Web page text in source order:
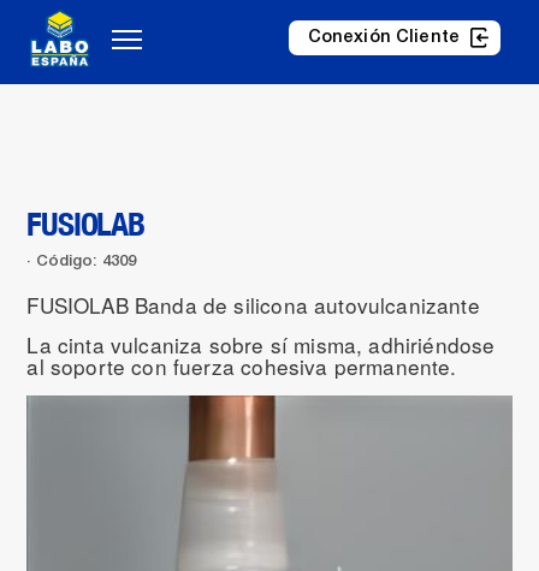
Conexión Cliente
FUSIOLAB
Código: 4309
FUSIOLAB Banda de silicona autovulcanizante
La cinta vulcaniza sobre sí misma, adhiriéndose
al soporte con fuerza cohesiva permanente.